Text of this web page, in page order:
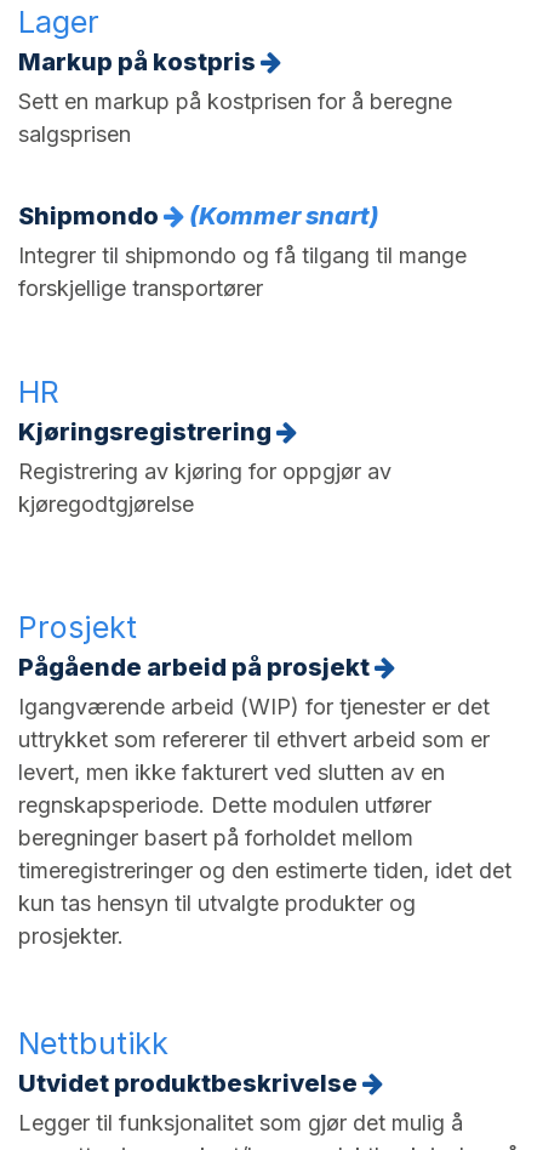
Lager
Markup på kostpris
Sett en markup på kostprisen for å beregne
salgsprisen
Shipmondo (Kommer snart)
Integrer til shipmondo og få tilgang til mange
forskjellige transportører
HR
Kjøringsregistrering
Registrering av kjøring for oppgjør av
kjøregodtgjørelse
Prosjekt
Pågående arbeid på prosjekt
Igangværende arbeid (WIP) for tjenester er det
uttrykket som refererer til ethvert arbeid som er
levert, men ikke fakturert ved slutten av en
regnskapsperiode. Dette modulen utfører
beregninger basert på forholdet mellom
timeregistreringer og den estimerte tiden, idet det
kun tas hensyn til utvalgte produkter og
prosjekter.
Nettbutikk
Utvidet produktbeskrivelse
Legger til funksjonalitet som gjør det mulig å